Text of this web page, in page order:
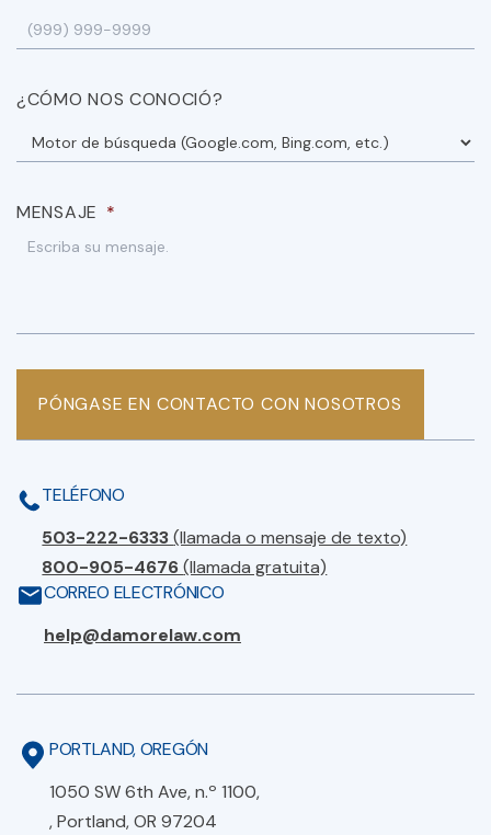
¿CÓMO NOS CONOCIÓ?
MENSAJE *
PÓNGASE EN CONTACTO CON NOSOTROS
TELÉFONO
503-222-6333(llamada o mensaje de texto)
800-905-4676(llamada gratuita)
CORREO ELECTRÓNICO
help@damorelaw.com
PORTLAND, OREGÓN
1050 SW 6th Ave, n.º 1100,
, Portland, OR 97204